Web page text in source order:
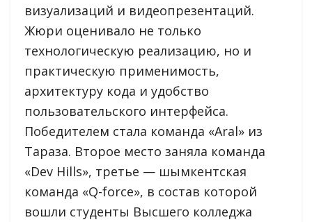
визуализаций и видеопрезентаций.
Жюри оценивало не только
технологическую реализацию, но и
практическую применимость,
архитектуру кода и удобство
пользовательского интерфейса.
Победителем стала команда «Aral» из
Тараза. Второе место заняла команда
«Dev Hills», третье — шымкентская
команда «Q-force», в состав которой
вошли студенты Высшего колледжа